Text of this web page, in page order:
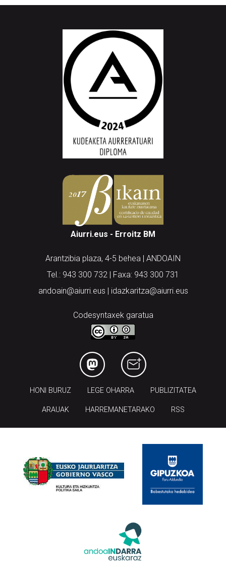
Aiurri.eus - Erroitz BM
Arantzibia plaza, 4-5 behea | ANDOAIN
Tel.: 943 300 732 | Faxa: 943 300 731
andoain@aiurri.eus | idazkaritza@aiurri.eus
Codesyntaxek garatua
HONI BURUZ LEGE OHARRA PUBLIZITATEA
ARAUAK HARREMANETARAKO RSS